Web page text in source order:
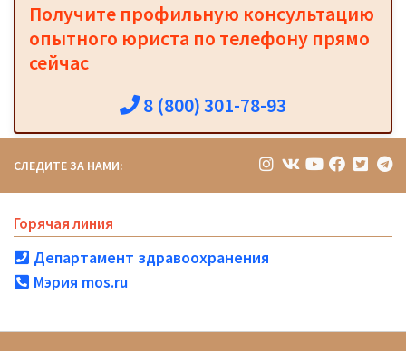
Получите профильную консультацию
опытного юриста по телефону прямо
сейчас
8 (800) 301-78-93
СЛЕДИТЕ ЗА НАМИ:
Горячая линия
Департамент здравоохранения
Мэрия mos.ru